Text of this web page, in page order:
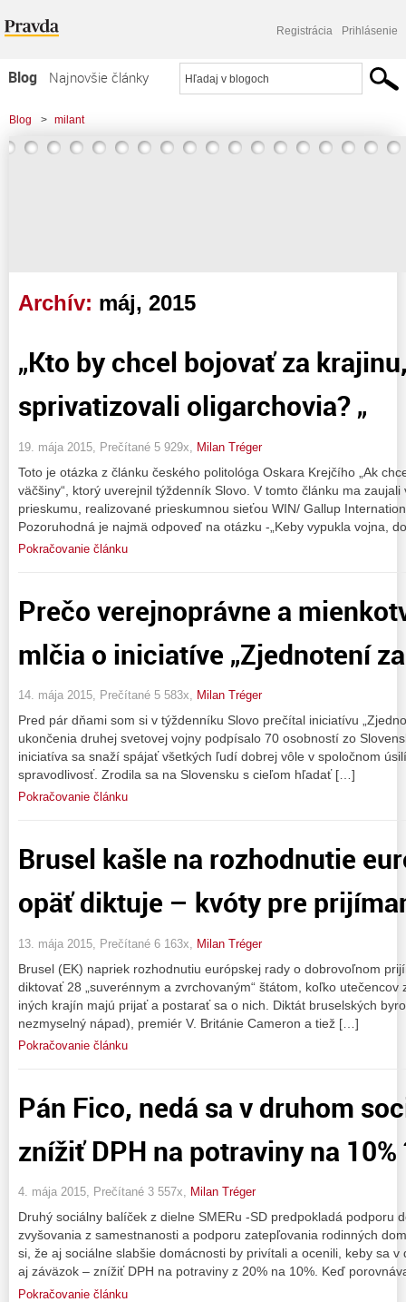
Registrácia Prihlásenie
Blog
Najnovšie články
Najčítanejšie články
Najkomentovanejšie články
Blog > milant
Archív: máj, 2015
„Kto by chcel bojovať za
sprivatizovali oligarchovia? „
19. mája 2015, Prečítané 5 929x, Milan Tréger
Toto je otázka z článku českého politológa Oskara Krejčího „Ak
väčšiny“, ktorý uverejnil týždenník Slovo. V tomto článku ma
prieskumu, realizované prieskumnou sieťou WIN/ Gallup
Pozoruhodná je najmä odpoveď na otázku -„Keby vypukla vojna,
Pokračovanie článku
Prečo verejnoprávne a
mlčia o iniciatíve „Zjednotení
14. mája 2015, Prečítané 5 583x, Milan Tréger
Pred pár dňami som si v týždenníku Slovo prečítal iniciatívu
ukončenia druhej svetovej vojny podpísalo 70 osobností zo
iniciatíva sa snaží spájať všetkých ľudí dobrej vôle v spoločnom
spravodlivosť. Zrodila sa na Slovensku s cieľom hľadať […]
Pokračovanie článku
Brusel kašle na rozhodnutie
opäť diktuje – kvóty pre
13. mája 2015, Prečítané 6 163x, Milan Tréger
Brusel (EK) napriek rozhodnutiu európskej rady o dobrovoľnom
diktovať 28 „suverénnym a zvrchovaným“ štátom, koľko
iných krajín majú prijať a postarať sa o nich. Diktát bruselských
nezmyselný nápad), premiér V. Británie Cameron a tiež […]
Pokračovanie článku
Pán Fico, nedá sa v druhom
znížiť DPH na potraviny na 10%
4. mája 2015, Prečítané 3 557x, Milan Tréger
Druhý sociálny balíček z dielne SMERu -SD predpokladá podporu
zvyšovania z samestnanosti a podporu zatepľovania rodinných
si, že aj sociálne slabšie domácnosti by privítali a ocenili, keby sa
aj záväzok – znížiť DPH na potraviny z 20% na 10%. Keď
Pokračovanie článku